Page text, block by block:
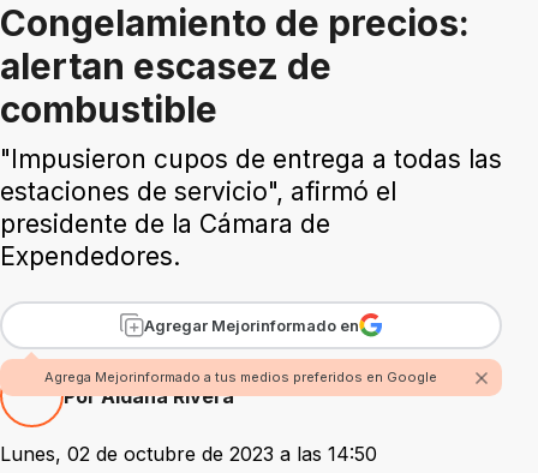
Congelamiento de precios:
alertan escasez de
combustible
"Impusieron cupos de entrega a todas las
estaciones de servicio", afirmó el
presidente de la Cámara de
Expendedores.
Agregar Mejorinformado en
Agrega Mejorinformado a tus medios preferidos en Google
Por Aldana Rivera
Lunes, 02 de octubre de 2023 a las 14:50